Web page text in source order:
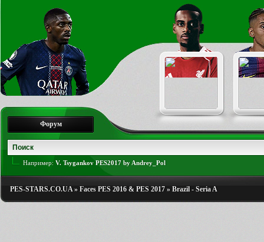
Форум
Например: V. Tsygankov PES2017 by Andrey_Pol
PES-STARS.CO.UA» Faces PES 2016 & PES 2017 » Brazil - Seria A